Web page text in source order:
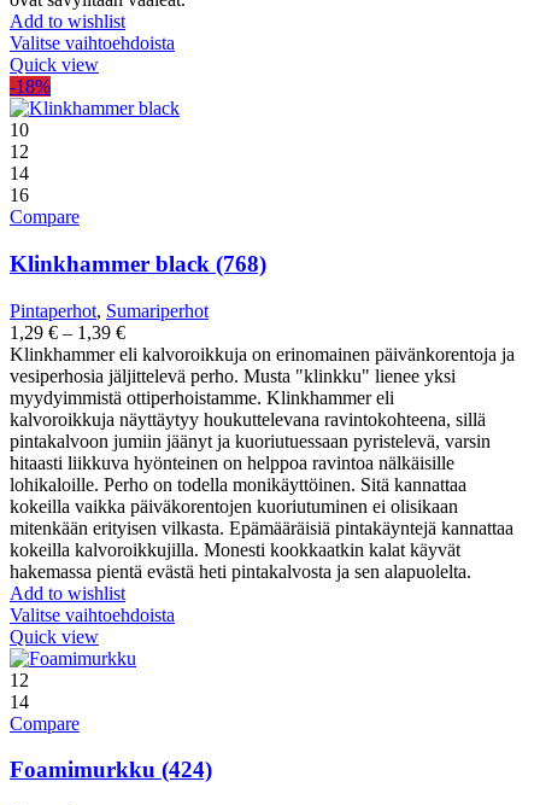
Add to wishlist
Valitse vaihtoehdoista
Quick view
-18%
10
12
14
16
Compare
Klinkhammer black (768)
Pintaperhot, Sumariperhot
1,29 € – 1,39 €Hintaluokka:
1,29 €
-
1,39 €
Klinkhammer eli kalvoroikkuja on erinomainen päivänkorentoja ja
vesiperhosia jäljittelevä perho. Musta "klinkku" lienee yksi
myydyimmistä ottiperhoistamme. Klinkhammer eli
kalvoroikkuja näyttäytyy houkuttelevana ravintokohteena, sillä
pintakalvoon jumiin jäänyt ja kuoriutuessaan pyristelevä, varsin
hitaasti liikkuva hyönteinen on helppoa ravintoa nälkäisille
lohikaloille. Perho on todella monikäyttöinen. Sitä kannattaa
kokeilla vaikka päiväkorentojen kuoriutuminen ei olisikaan
mitenkään erityisen vilkasta. Epämääräisiä pintakäyntejä kannattaa
kokeilla kalvoroikkujilla. Monesti kookkaatkin kalat käyvät
hakemassa pientä evästä heti pintakalvosta ja sen alapuolelta.
Add to wishlist
Valitse vaihtoehdoista
Quick view
12
14
Compare
Foamimurkku (424)